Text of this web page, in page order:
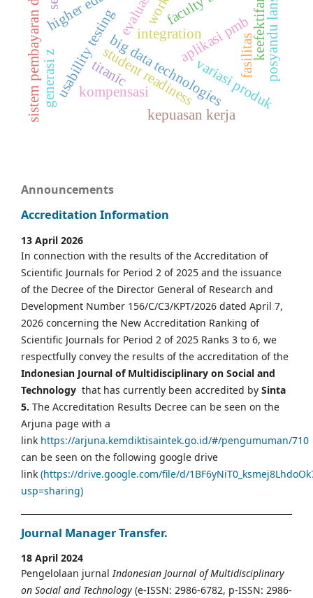
aplikasi pmbkeefektifan
evaluasi
usabillity testingbig data technologies
integration
student readiness
sistem pembayaran digital
kompensasi
kepuasan kerja
fasilitas
variasi produk
generasi z posyandu lansia
titanic
Announcements
Accreditation Information
13 April 2026
In connection with the results of the Accreditation of
Scientific Journals for Period 2 of 2025 and the issuance
of the Decree of the Director General of Research and
Development Number 156/C/C3/KPT/2026 dated April 7,
2026 concerning the New Accreditation Ranking of
Scientific Journals for Period 2 of 2025 Ranks 3 to 6, we
respectfully convey the results of the accreditation of the
Indonesian Journal of Multidisciplinary on Social and
Technology that has currently been accredited by Sinta
5. The Accreditation Results Decree can be seen on the
Arjuna page with a
link https://arjuna.kemdiktisaintek.go.id/#/pengumuman/710
can be seen on the following google drive
link (https://drive.google.com/file/d/
usp=sharing)
Journal Manager Transfer.
18 April 2024
Pengelolaan jurnalIndonesian Journal of Multidisciplinary
on Social and Technology (e-ISSN: 2986-6782, p-ISSN: 2986-